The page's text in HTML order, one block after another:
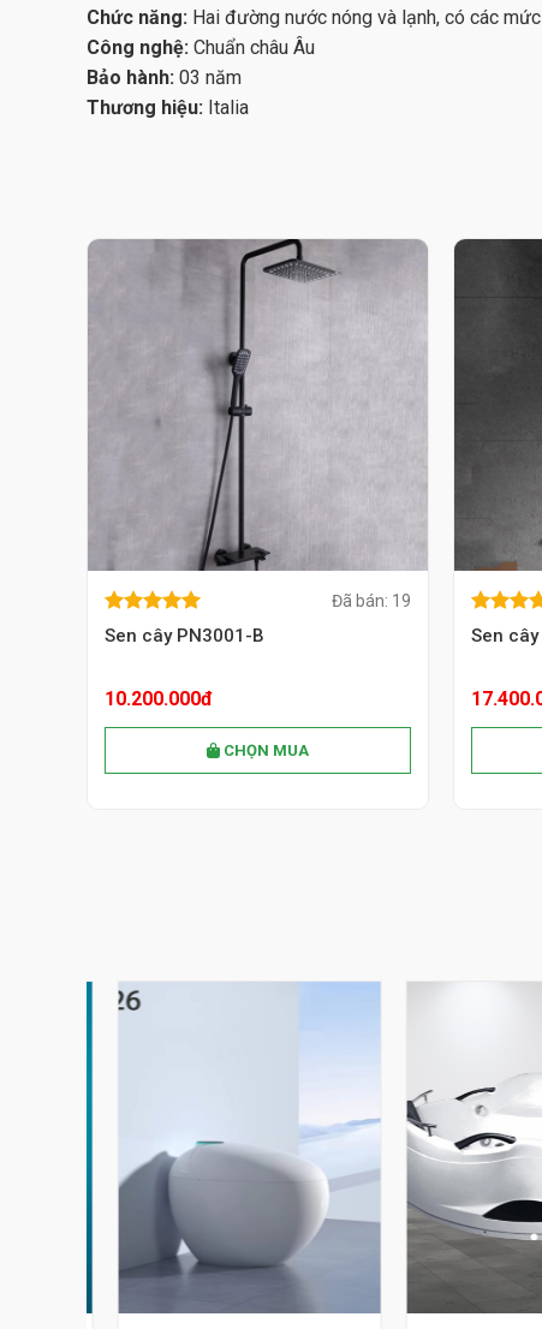
Chức năng: Hai đường nước nóng và lạnh, có các
Công nghệ: Chuẩn châu Âu
Bảo hành: 03 năm
Thương hiệu: Italia
5.00 out of
5.00 out of
Đã bán: 19
Sen cây PN3001-B
10.200.000đ
CHỌN MUA
5.00 out
5.00
Sen